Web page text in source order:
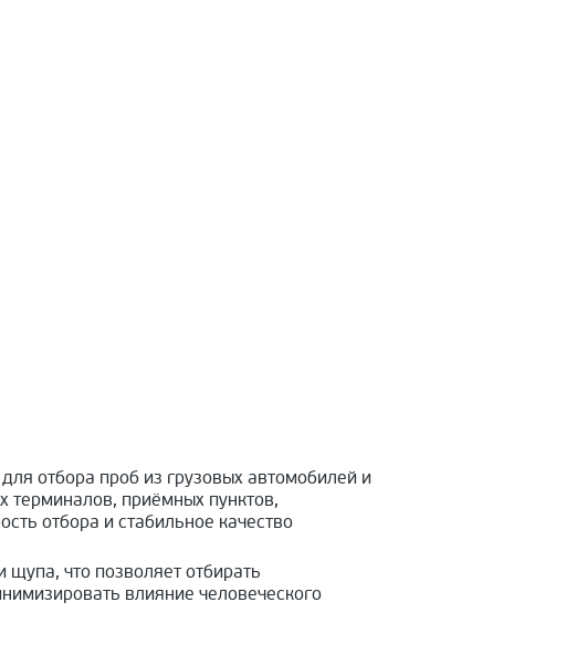
отбора проб из грузовых автомобилей и
терминалов, приёмных пунктов,
отбора и стабильное качество
что позволяет отбирать
влияние человеческого